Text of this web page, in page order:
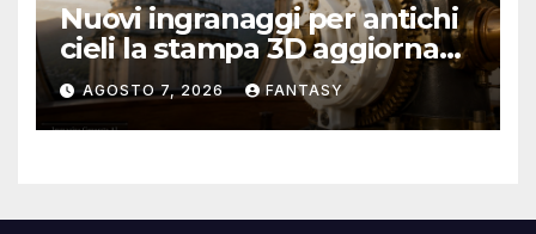
Nuovi ingranaggi per antichi
cieli la stampa 3D aggiorna
un osservatorio del 1930 della
University of Arkansas at
Little Rock
AGOSTO 7, 2026 FANTASY